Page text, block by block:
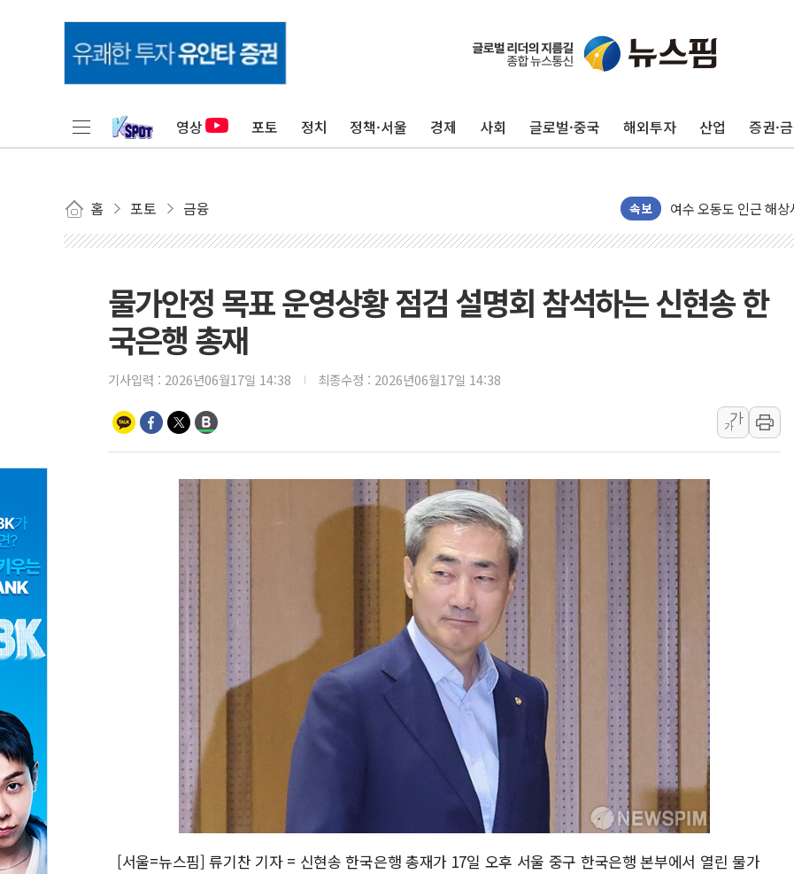
영상 포토 정치 정책·서울 경제 사회 글로벌·중국 해외투자 산업 증권·
홈 포토 금융 속보
서울 중랑구 주택가
여수 오동도 인근 해
추미애, '위안부' 피해
인천서 말다툼 중 어
'화합' 꺼낸 김민석에 '
中 전방위 아파트 부
인제 용대리 계곡서
강원 중·남부 동해안
청양 밭에서 일하던
폭염에 車 운전면허
李대통령, 'ISA·주가
'호우 특보' 경북 울진
주말 무더위·열대야
오세훈 "용산공원 주
물가안정 목표 운영상황 점검 설명회 참석하는 신현송 한
국은행 총재
기사입력 : 2026년06월17일 14:38 최종수정 : 2026년06월17일 14:38
가
가
[서울=뉴스핌] 류기찬 기자 = 신현송 한국은행 총재가 17일 오후 서울 중구 한국은행 본부에서 열린 물가